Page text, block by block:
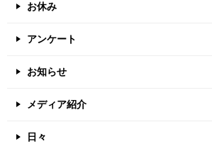
お休み
アンケート
お知らせ
メディア紹介
日々